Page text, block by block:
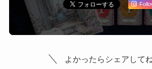
よかったらシェアしてね